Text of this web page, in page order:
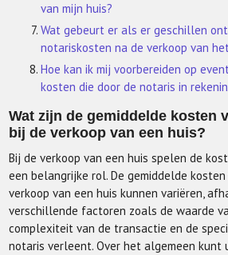
van mijn huis?
Wat gebeurt er als er geschillen
notariskosten na de verkoop van
Hoe kan ik mij voorbereiden op
kosten die door de notaris in
Wat zijn de gemiddelde kosten
bij de verkoop van een huis?
Bij de verkoop van een huis spelen de
een belangrijke rol. De gemiddelde
verkoop van een huis kunnen variëren,
verschillende factoren zoals de waarde
complexiteit van de transactie en de
notaris verleent. Over het algemeen kunt